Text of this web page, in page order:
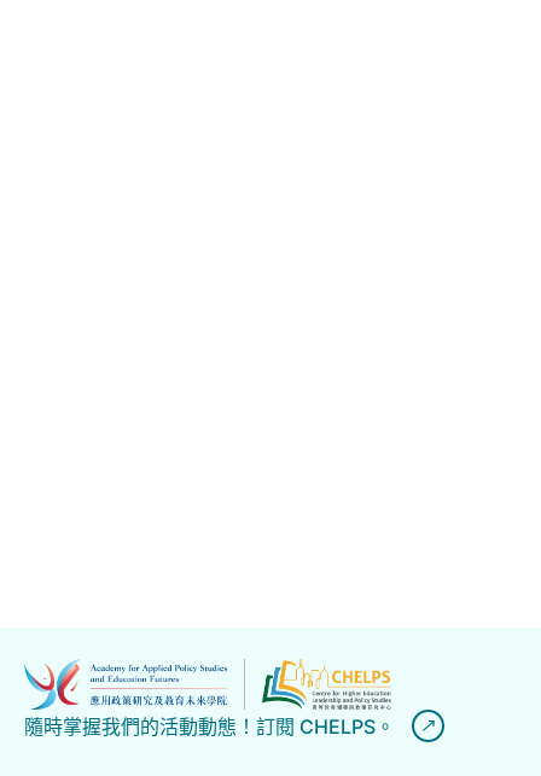
隨時掌握我們的活動動態！訂閱 CHELPS。